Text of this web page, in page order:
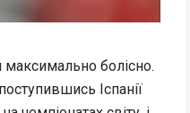
болісно.
Іспанії